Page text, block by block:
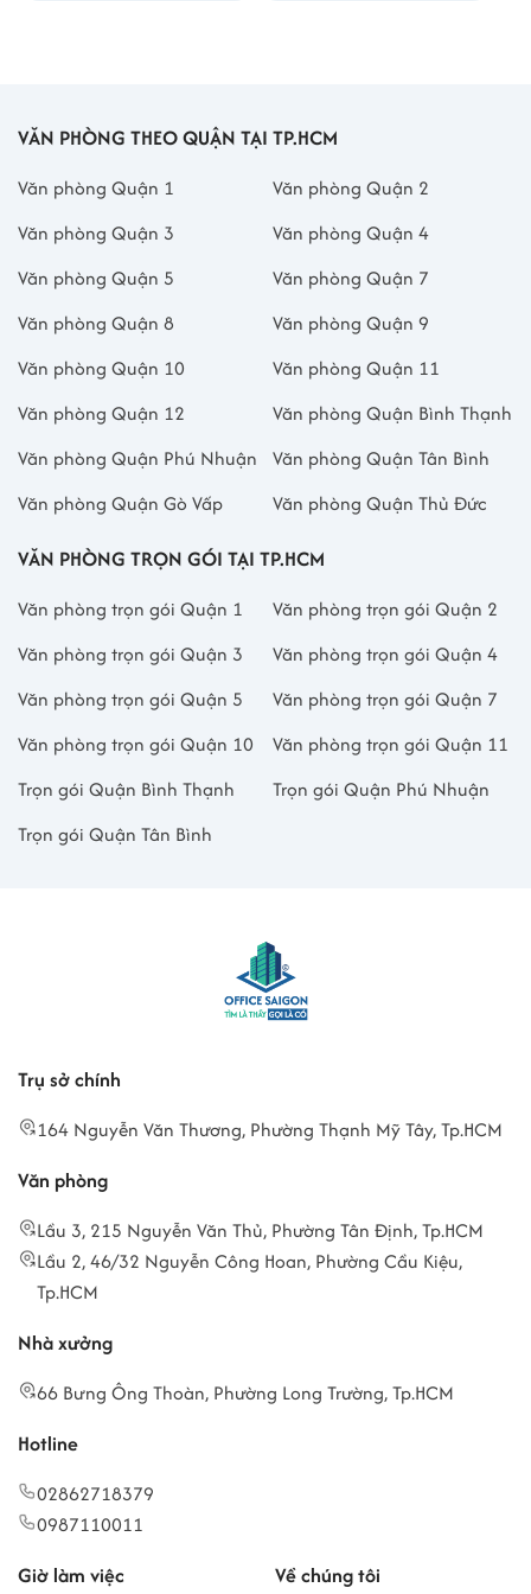
0311444209
Liên hệOffice Saigon để nhận báo giá thuê văn phòng mới nhất tại
tòa nhà và cập nhật diện tích trống. Đội ngũ tư vấn sẽ giúp doanh
nhất.
VĂN PHÒNG THEO QUẬN TẠI TP.HCM
Văn phòng Quận 1
Văn phòng Quận 2
Văn phòng Quận 3
Văn phòng Quận 4
Văn phòng Quận 5
Văn phòng Quận 7
Văn phòng Quận 8
Văn phòng Quận 9
Văn phòng Quận 10
Văn phòng Quận 11
Văn phòng Quận 12
Văn phòng Quận Bình Thạnh
Văn phòng Quận Phú Nhuận
Văn phòng Quận Tân Bình
Văn phòng Quận Gò Vấp
Văn phòng Quận Thủ Đức
VĂN PHÒNG TRỌN GÓI TẠI TP.HCM
Văn phòng trọn gói Quận 1
Văn phòng trọn gói Quận 2
Văn phòng trọn gói Quận 3
Văn phòng trọn gói Quận 4
Văn phòng trọn gói Quận 5
Văn phòng trọn gói Quận 7
Văn phòng trọn gói Quận 10
Văn phòng trọn gói Quận 11
Trọn gói Quận Bình Thạnh
Trọn gói Quận Phú Nhuận
Trọn gói Quận Tân Bình
Trụ sở chính
164 Nguyễn Văn Thương, Phường Thạnh Mỹ Tây, Tp.HCM
Văn phòng
Lầu 3, 215 Nguyễn Văn Thủ, Phường Tân Định, Tp.HCM
Lầu 2, 46/32 Nguyễn Công Hoan, Phường Cầu Kiệu,
Tp.HCM
Nhà xưởng
66 Bưng Ông Thoàn, Phường Long Trường, Tp.HCM
Hotline
02862718379
0987110011
Giờ làm việc Về chúng tôi